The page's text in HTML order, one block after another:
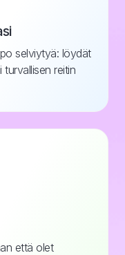
selviytyä: löydät
reitin
että olet